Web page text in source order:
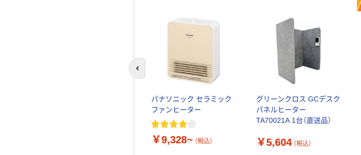
パナソニック セラミック
ファンヒーター
￥9,328~ （税込）
グリーンクロス GCデスク
パネルヒーター
TA70021A 1台（直送品）
￥5,604 （税込）
前のスライドへ